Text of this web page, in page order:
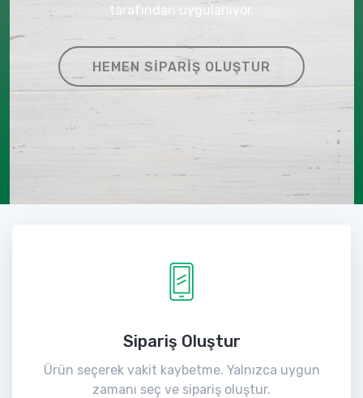
tarafından uygulanıyor.
HEMEN SIPARIŞ OLUŞTUR
Sipariş Oluştur
Ürün seçerek vakit kaybetme. Yalnızca uygun
zamanı seç ve sipariş oluştur.